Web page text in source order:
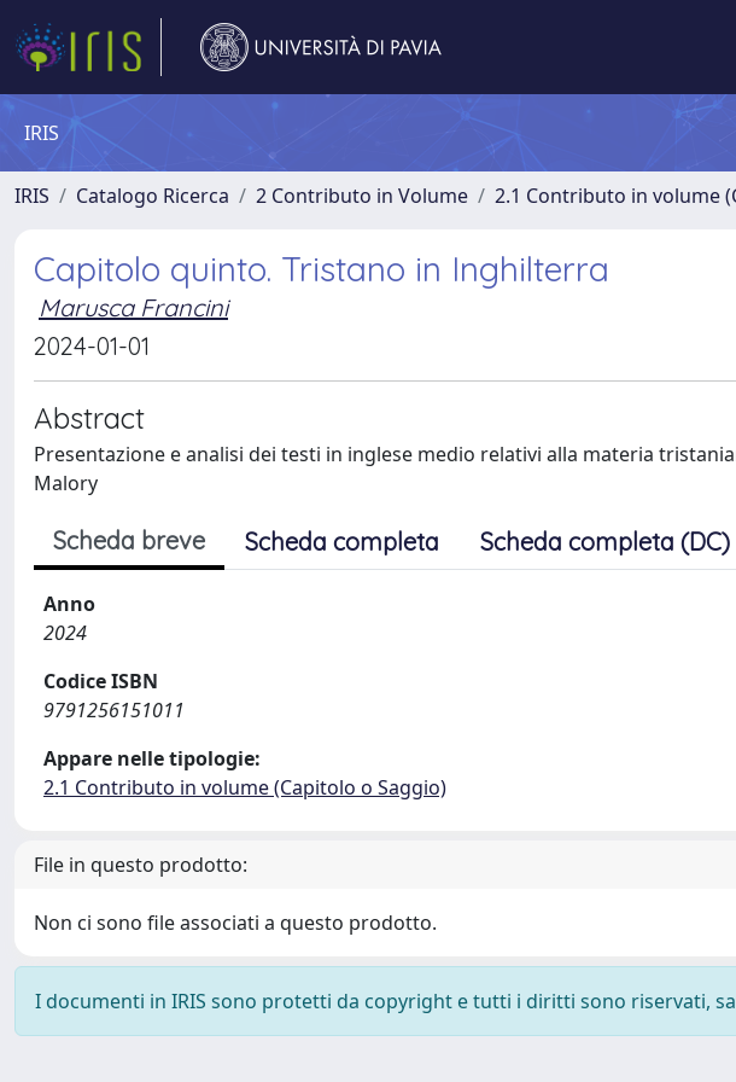
IRIS
IRIS Catalogo Ricerca 2 Contributo in Volume 2.1 Contributo in volume
Capitolo quinto. Tristano in Inghilterra
Marusca Francini
2024-01-01
Abstract
Presentazione e analisi dei testi in inglese medio relativi alla materia
Malory
Scheda breve Scheda completa Scheda completa (DC)
Anno
2024
Codice ISBN
9791256151011
Appare nelle tipologie:
2.1 Contributo in volume (Capitolo o Saggio)
File in questo prodotto:
Non ci sono file associati a questo prodotto.
I documenti in IRIS sono protetti da copyright e tutti i diritti sono riservati,